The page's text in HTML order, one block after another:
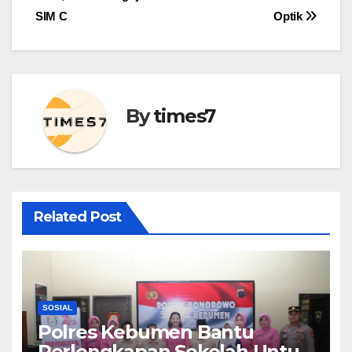
Optik
SIM C
Bytimes7
Related Post
SOSIAL
Polres Kebumen Bantu